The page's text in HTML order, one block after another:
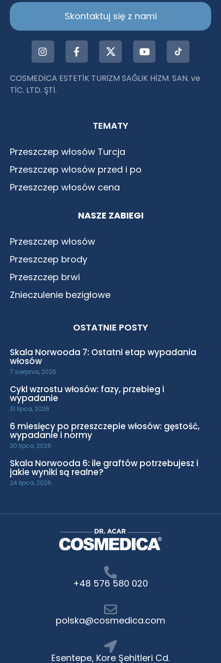
Skontaktuj się z nami
COSMEDİCA ESTETİK TURİZM SAĞLIK HİZM. SAN. ve
TİC. LTD. ŞTİ.
TEMATY
Przeszczep włosów Turcja
Przeszczep włosów przed i po
Przeszczep włosów cena
NASZE ZABIEGI
Przeszczep włosów
Przeszczep brody
Przeszczep brwi
Znieczulenie bezigłowe
OSTATNIE POSTY
Skala Norwooda 7: Ostatni etap wypadania
włosów
7 sierpnia, 2026
Cykl wzrostu włosów: fazy, przebieg i
wypadanie
31 lipca, 2026
6 miesięcy po przeszczepie włosów: gęstość,
wypadanie i normy
30 lipca, 2026
Skala Norwooda 6: ile graftów potrzebujesz i
jakie wyniki są realne?
24 lipca, 2026
+48 576 580 020
polska@cosmedica.com
Esentepe, Kore Şehitleri Cd.